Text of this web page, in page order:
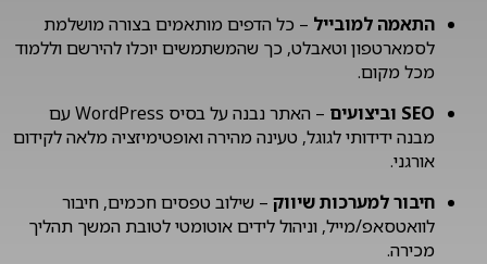
התאמה למובייל – כל הדפים מותאמים בצורה מושלמת
לסמארטפון וטאבלט, כך שהמשתמשים יוכלו להירשם וללמוד
מכל מקום.
SEO וביצועים
– האתר נבנה על בסיס WordPress עם
מבנה ידידותי לגוגל, טעינה מהירה ואופטימיזציה מלאה לקידום
אורגני.
חיבור למערכות שיווק – שילוב טפסים חכמים, חיבור
לוואטסאפ/מייל, וניהול לידים אוטומטי לטובת המשך תהליך
מכירה.